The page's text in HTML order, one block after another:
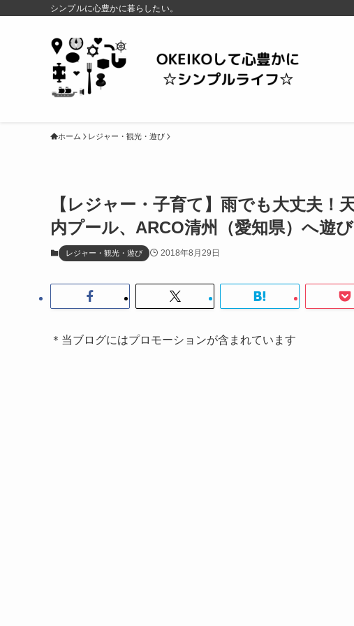
シンプルに心豊かに暮らしたい。
ホーム レジャー・観光・遊び
【レジャー・子育て】雨でも大丈夫
内プール、ARCO清州（愛知県）へ遊
レジャー・観光・遊び 2018年8月29日
＊当ブログにはプロモーションが含まれています